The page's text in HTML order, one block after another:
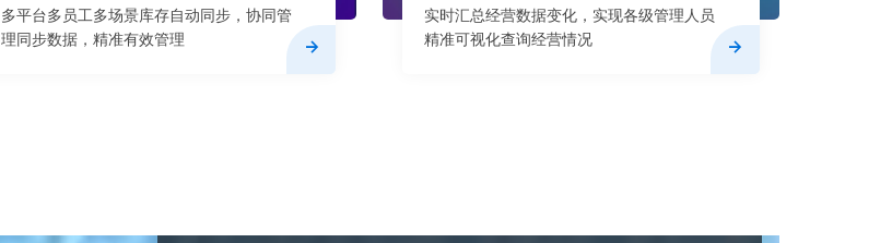
多平台多员工多场景库存自动同步，协同管
理同步数据，精准有效管理
实时汇总经营数据变化，实现各级管理人员
精准可视化查询经营情况